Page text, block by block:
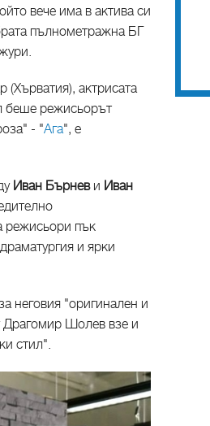
вече има в актива си
пълнометражна БГ
(Хърватия), актрисата
беше режисьорът
- "Ага", е
Иван Бърнев и Иван
режисьори пък
и ярки
неговия "оригинален и
Драгомир Шолев взе и
стил".